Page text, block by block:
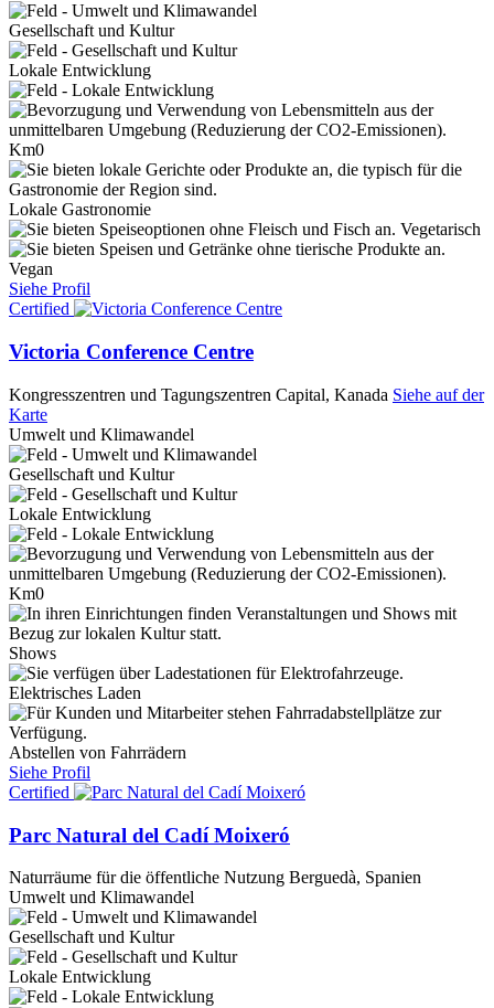
Gesellschaft und Kultur
Lokale Entwicklung
Km0
Lokale Gastronomie
Vegetarisch
Vegan
Siehe Profil
Certified
Victoria Conference Centre
Kongresszentren und Tagungszentren Capital, Kanada Siehe auf der
Karte
Umwelt und Klimawandel
Gesellschaft und Kultur
Lokale Entwicklung
Km0
Shows
Elektrisches Laden
Abstellen von Fahrrädern
Siehe Profil
Certified
Parc Natural del Cadí Moixeró
Naturräume für die öffentliche Nutzung Berguedà, Spanien
Umwelt und Klimawandel
Gesellschaft und Kultur
Lokale Entwicklung